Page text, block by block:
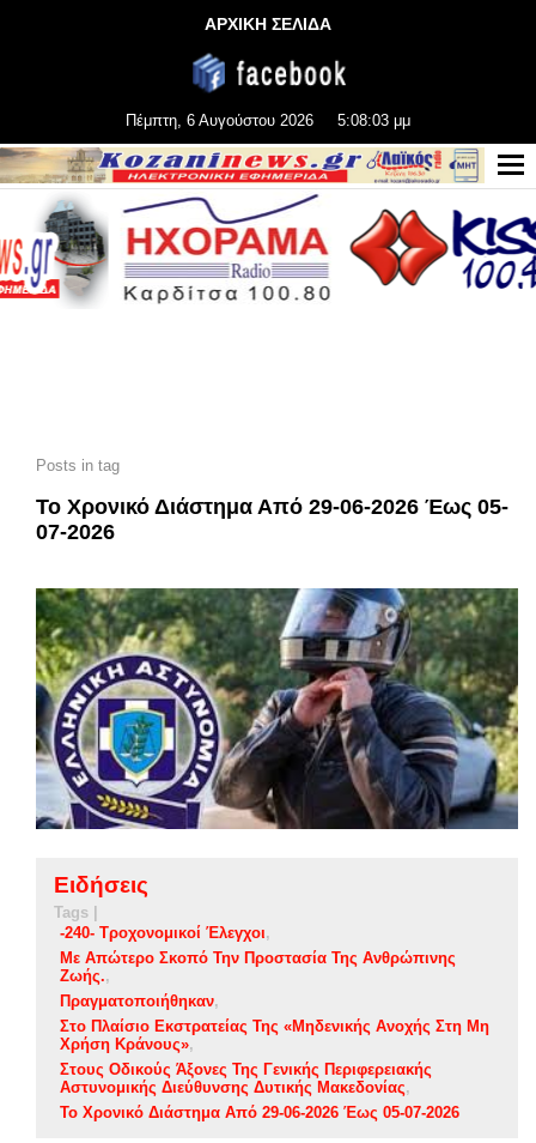
ΑΡΧΙΚΗ ΣΕΛΙΔΑ
Πέμπτη, 6 Αυγούστου 2026 5:08:04 μμ
Posts in tag
Το Χρονικό Διάστημα Από 29-06-2026 Έως 05-
07-2026
Ειδήσεις
Tags |
-240- Τροχονομικοί Έλεγχοι
Με Απώτερο Σκοπό Την Προστασία Της Ανθρώπινης
Ζωής.
Πραγματοποιήθηκαν
Στο Πλαίσιο Εκστρατείας Της «Μηδενικής Ανοχής Στη Μη
Χρήση Κράνους»
Στους Οδικούς Άξονες Της Γενικής Περιφερειακής
Αστυνομικής Διεύθυνσης Δυτικής Μακεδονίας
Το Χρονικό Διάστημα Από 29-06-2026 Έως 05-07-2026